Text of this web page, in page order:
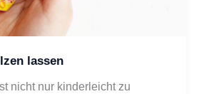
lassen
nicht nur kinderleicht zu